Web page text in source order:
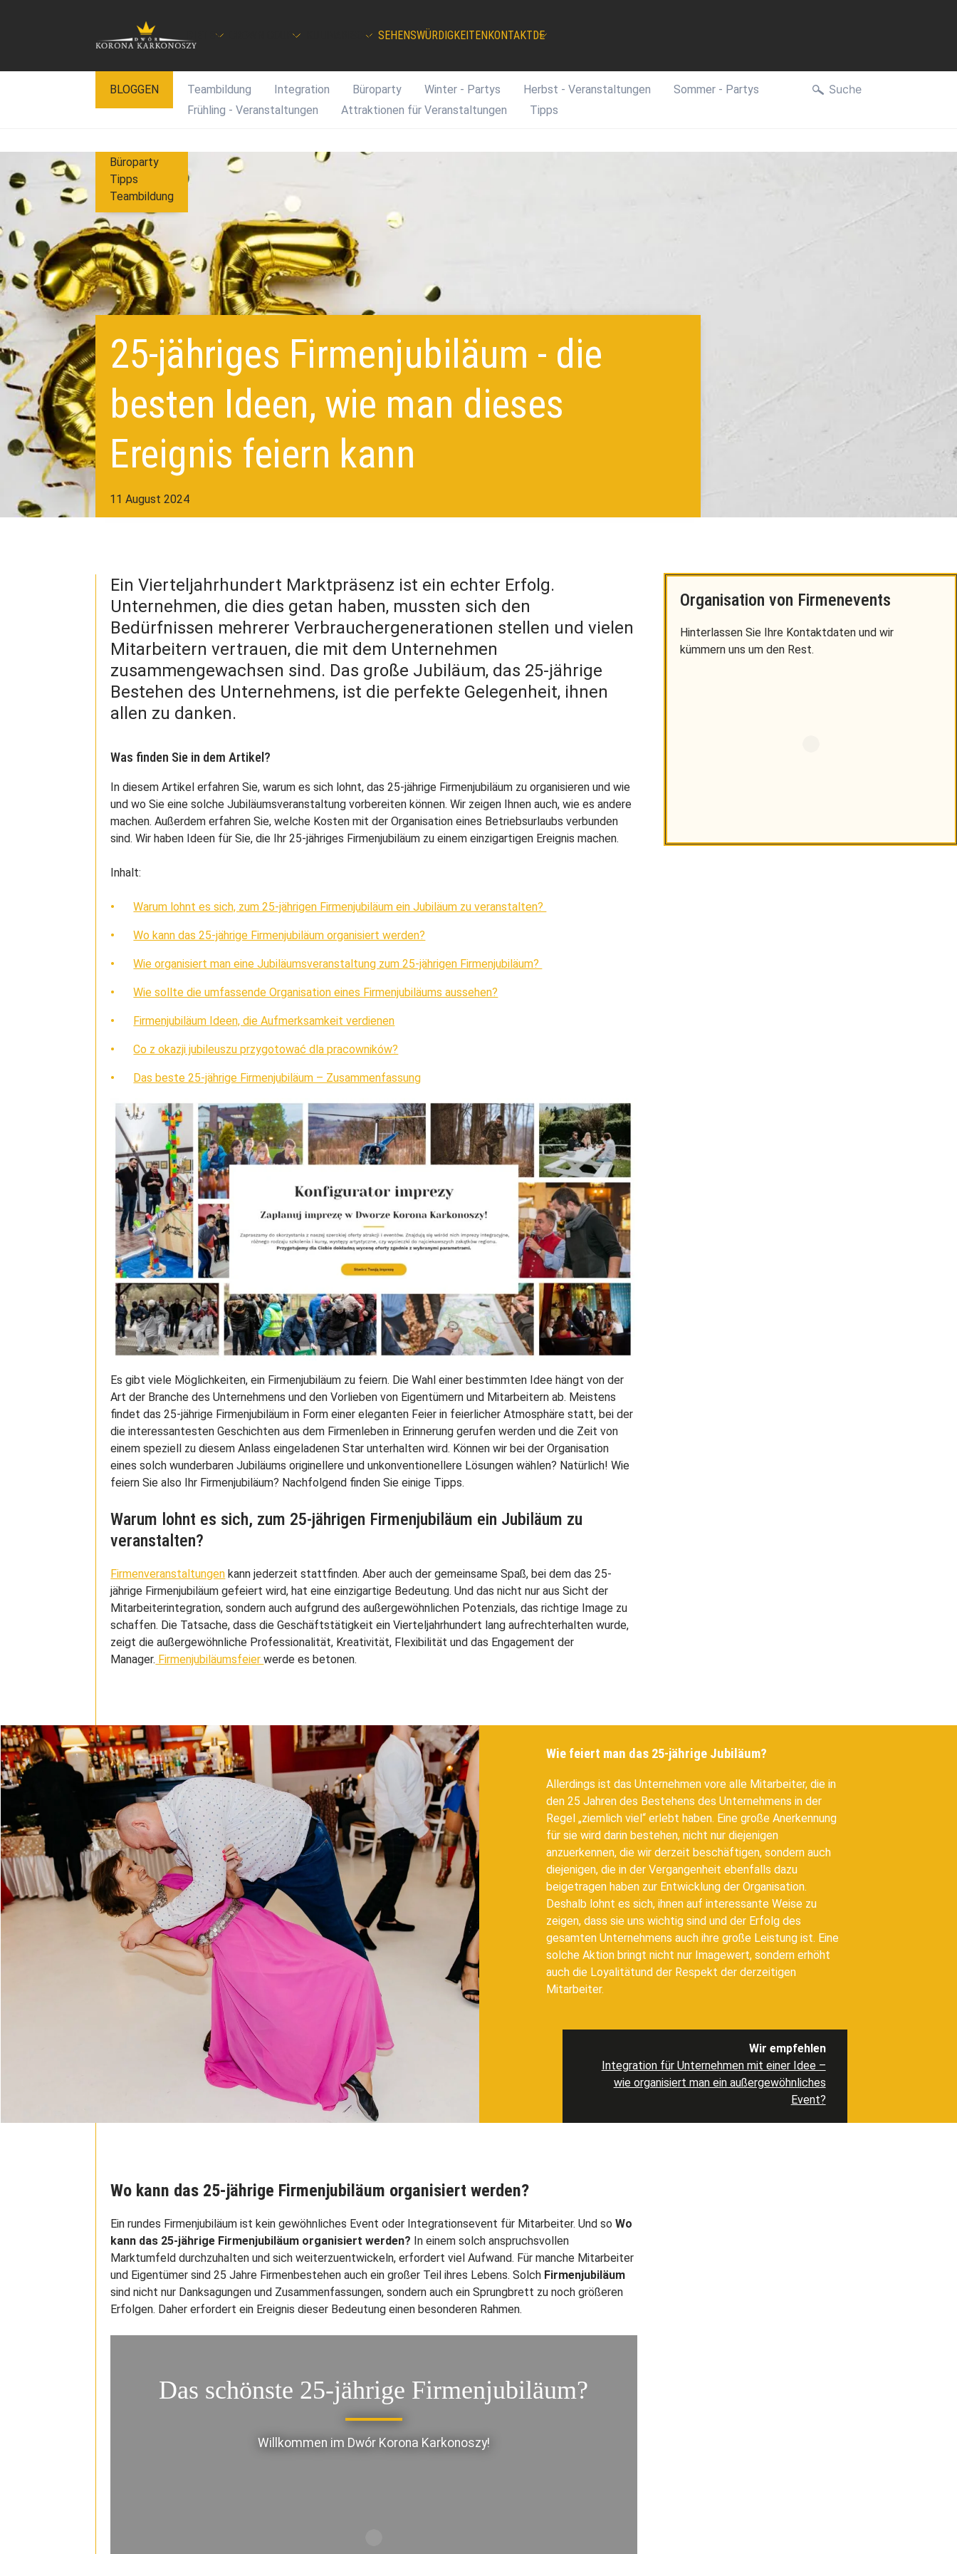
Inhalt
springen
BIETEN CROWN COURT KULINARISCH SEHENSWÜRDIGKEITENKONTAKTDE
BLOGGEN Teambildung Integration Büroparty Winter - Partys Herbst - Veranstaltungen
Sommer - Partys
Frühling - Veranstaltungen
Attraktionen für Veranstaltungen Tipps
25-jähriges Firmenjubiläum - die
besten Ideen, wie man dieses
Ereignis feiern kann
11 August 2024
Büroparty
Tipps
Teambildung
Ein Vierteljahrhundert Marktpräsenz ist ein echter Erfolg.
Unternehmen, die dies getan haben, mussten sich den
Bedürfnissen mehrerer Verbrauchergenerationen stellen und vielen
Mitarbeitern vertrauen, die mit dem Unternehmen
zusammengewachsen sind. Das große Jubiläum, das 25-jährige
Bestehen des Unternehmens, ist die perfekte Gelegenheit, ihnen
allen zu danken.
Was finden Sie in dem Artikel?
In diesem Artikel erfahren Sie, warum es sich lohnt, das 25-jährige Firmenjubiläum zu organisieren und wie
und wo Sie eine solche Jubiläumsveranstaltung vorbereiten können. Wir zeigen Ihnen auch, wie es andere
machen. Außerdem erfahren Sie, welche Kosten mit der Organisation eines Betriebsurlaubs verbunden
sind. Wir haben Ideen für Sie, die Ihr 25-jähriges Firmenjubiläum zu einem einzigartigen Ereignis machen.
Inhalt:
Warum lohnt es sich, zum 25-jährigen Firmenjubiläum ein Jubiläum zu veranstalten?
Wo kann das 25-jährige Firmenjubiläum organisiert werden?
Wie organisiert man eine Jubiläumsveranstaltung zum 25-jährigen Firmenjubiläum?
Wie sollte die umfassende Organisation eines Firmenjubiläums aussehen?
Firmenjubiläum Ideen, die Aufmerksamkeit verdienen
Co z okazji jubileuszu przygotować dla pracowników?
Das beste 25-jährige Firmenjubiläum – Zusammenfassung
Es gibt viele Möglichkeiten, ein Firmenjubiläum zu feiern. Die Wahl einer bestimmten Idee hängt von der
Art der Branche des Unternehmens und den Vorlieben von Eigentümern und Mitarbeitern ab. Meistens
findet das 25-jährige Firmenjubiläum in Form einer eleganten Feier in feierlicher Atmosphäre statt, bei der
die interessantesten Geschichten aus dem Firmenleben in Erinnerung gerufen werden und die Zeit von
einem speziell zu diesem Anlass eingeladenen Star unterhalten wird. Können wir bei der Organisation
eines solch wunderbaren Jubiläums originellere und unkonventionellere Lösungen wählen? Natürlich! Wie
feiern Sie also Ihr Firmenjubiläum? Nachfolgend finden Sie einige Tipps.
Warum lohnt es sich, zum 25-jährigen Firmenjubiläum ein Jubiläum zu
veranstalten?
Firmenveranstaltungen kann jederzeit stattfinden. Aber auch der gemeinsame Spaß, bei dem das 25-
jährige Firmenjubiläum gefeiert wird, hat eine einzigartige Bedeutung. Und das nicht nur aus Sicht der
Mitarbeiterintegration, sondern auch aufgrund des außergewöhnlichen Potenzials, das richtige Image zu
schaffen. Die Tatsache, dass die Geschäftstätigkeit ein Vierteljahrhundert lang aufrechterhalten wurde,
zeigt die außergewöhnliche Professionalität, Kreativität, Flexibilität und das Engagement der
Manager. Firmenjubiläumsfeierwerde es betonen.
Wie feiert man das 25-jährige Jubiläum?
Allerdings ist das Unternehmen vore alle Mitarbeiter, die in
den 25 Jahren des Bestehens des Unternehmens in der
Regel „ziemlich viel“ erlebt haben. Eine große Anerkennung
für sie wird darin bestehen, nicht nur diejenigen
anzuerkennen, die wir derzeit beschäftigen, sondern auch
diejenigen, die in der Vergangenheit ebenfalls dazu
beigetragen habenzur Entwicklung der Organisation.
Deshalb lohnt es sich, ihnen auf interessante Weise zu
zeigen, dass sie uns wichtig sind und der Erfolg des
gesamten Unternehmens auch ihre große Leistung ist. Eine
solche Aktion bringt nicht nur Imagewert, sondern erhöht
auch die Loyalitätund der Respekt der derzeitigen
Mitarbeiter.
Wir empfehlen
Integration für Unternehmen mit einer Idee –
wie organisiert man ein außergewöhnliches
Event?
Wo kann das 25-jährige Firmenjubiläum organisiert werden?
Ein rundes Firmenjubiläum ist kein gewöhnliches Event oder Integrationsevent für Mitarbeiter. Und soWo
kann das 25-jährige Firmenjubiläum organisiert werden? In einem solch anspruchsvollen
Marktumfeld durchzuhalten und sich weiterzuentwickeln, erfordert viel Aufwand. Für manche Mitarbeiter
und Eigentümer sind 25 Jahre Firmenbestehen auch ein großer Teil ihres Lebens. Solch Firmenjubiläum
sind nicht nur Danksagungen und Zusammenfassungen, sondern auch ein Sprungbrett zu noch größeren
Erfolgen. Daher erfordert ein Ereignis dieser Bedeutung einen besonderen Rahmen.
Das schönste 25-jährige Firmenjubiläum?
Willkommen im Dwór Korona Karkonoszy!
Organisation von Firmenevents
Hinterlassen Sie Ihre Kontaktdaten und wir
kümmern uns um den Rest.